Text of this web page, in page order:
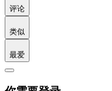
评论
类似
最爱